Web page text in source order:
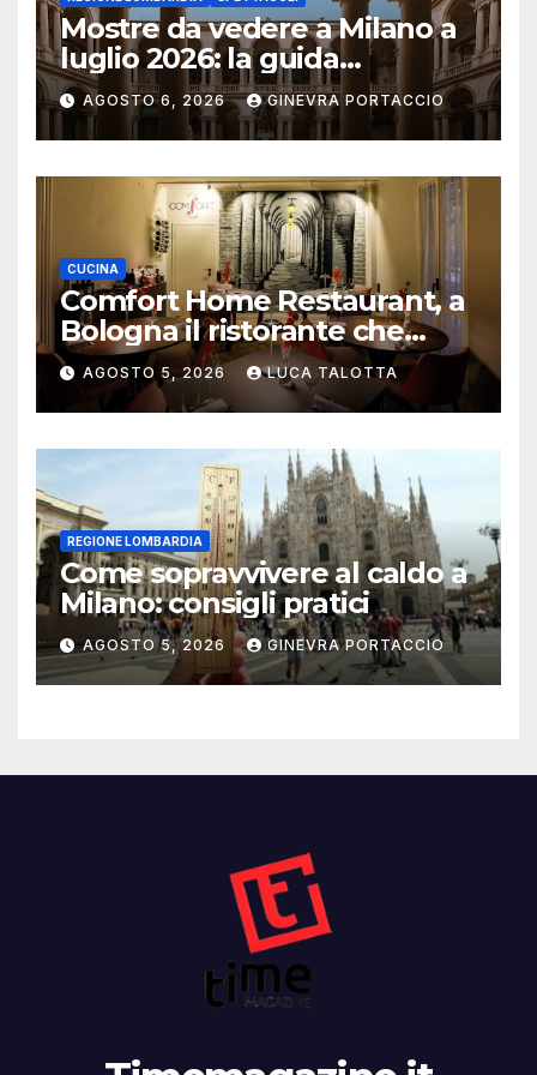
Mostre da vedere a Milano a
luglio 2026: la guida
aggiornata
AGOSTO 6, 2026 GINEVRA PORTACCIO
CUCINA
Comfort Home Restaurant, a
Bologna il ristorante che
trasforma l’ospitalità in
un’esperienza di casa
AGOSTO 5, 2026 LUCA TALOTTA
REGIONE LOMBARDIA
Come sopravvivere al caldo a
Milano: consigli pratici
AGOSTO 5, 2026 GINEVRA PORTACCIO